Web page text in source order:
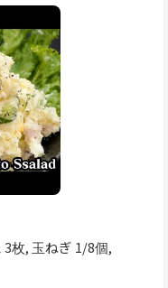
3枚, 玉ねぎ 1/8個,